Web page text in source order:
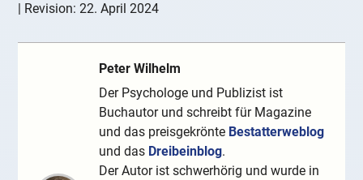
| Revision:22. April 2024
Peter Wilhelm
Der Psychologe und Publizist ist
Buchautor und schreibt für Magazine
und das preisgekrönte Bestatterweblog
und das Dreibeinblog.
Der Autor ist schwerhörig und wurde in